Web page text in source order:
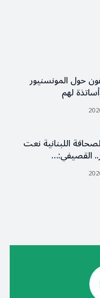
حول المونسنيور
لهم
اللبنانية نعت
القصيفي:…